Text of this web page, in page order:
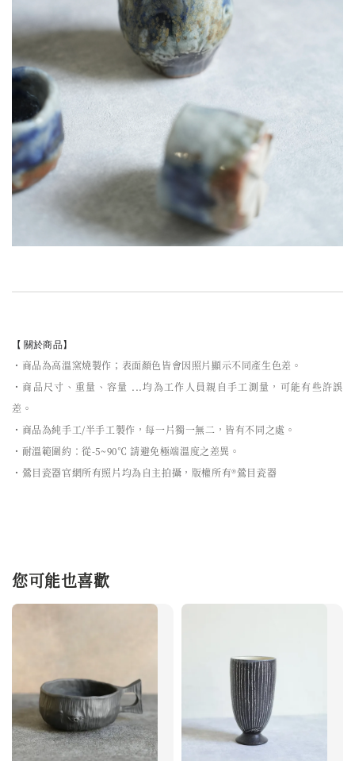
【 關於商品】
・商品為高溫窯燒製作；表面顏色皆會因照片顯示不同產生色差。
・商品尺寸、重量、容量 ...均為工作人員親自手工測量，可能有些許誤
差。
・商品為純手工/半手工製作，每一片獨一無二，皆有不同之處。
・耐溫範圍約：從-5~90℃ 請避免極端溫度之差異。
・鶯目瓷器官網所有照片均為自主拍攝，版權所有®鶯目瓷器
您可能也喜歡